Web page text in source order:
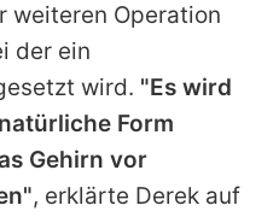
weiteren Operation
der ein
wird. "Es wird
Form
Gehirn vor
, erklärte Derek auf